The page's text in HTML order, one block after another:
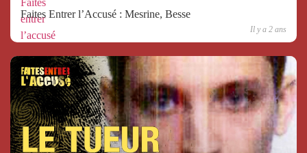
Faites Entrer l’Accusé : Mesrine, Besse
Il y a 2 ans